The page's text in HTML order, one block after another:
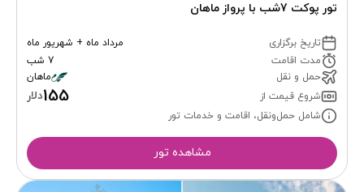
تور پوکت 7شب با پرواز ماهان
تاریخ برگزاری
مرداد ماه + شهریور ماه
مدت اقامت
7 شب
حمل و نقل
ماهان
شروع قیمت از
155دلار
شامل حمل‌ونقل، اقامت و خدمات تور
مشاهده تور